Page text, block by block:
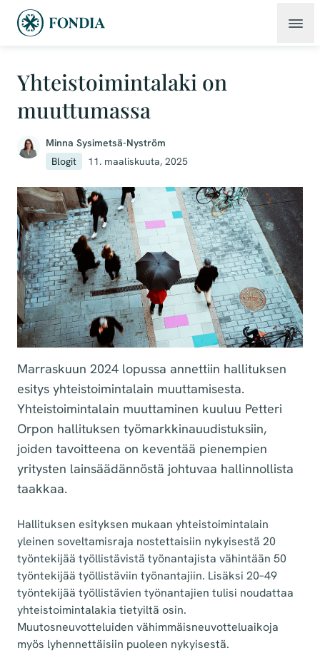
Yhteistoimintalaki on
muuttumassa
Minna Sysimetsä-Nyström
Blogit
11. maaliskuuta, 2025
Marraskuun 2024 lopussa annettiin hallituksen
esitys yhteistoimintalain muuttamisesta.
Yhteistoimintalain muuttaminen kuuluu Petteri
Orpon hallituksen työmarkkinauudistuksiin,
joiden tavoitteena on keventää pienempien
yritysten lainsäädännöstä johtuvaa hallinnollista
taakkaa.
Hallituksen esityksen mukaan yhteistoimintalain
yleinen soveltamisraja nostettaisiin nykyisestä 20
työntekijää työllistävistä työnantajista vähintään 50
työntekijää työllistäviin työnantajiin. Lisäksi 20–49
työntekijää työllistävien työnantajien tulisi noudattaa
yhteistoimintalakia tietyiltä osin.
Muutosneuvotteluiden vähimmäisneuvotteluaikoja
myös lyhennettäisiin puoleen nykyisestä.